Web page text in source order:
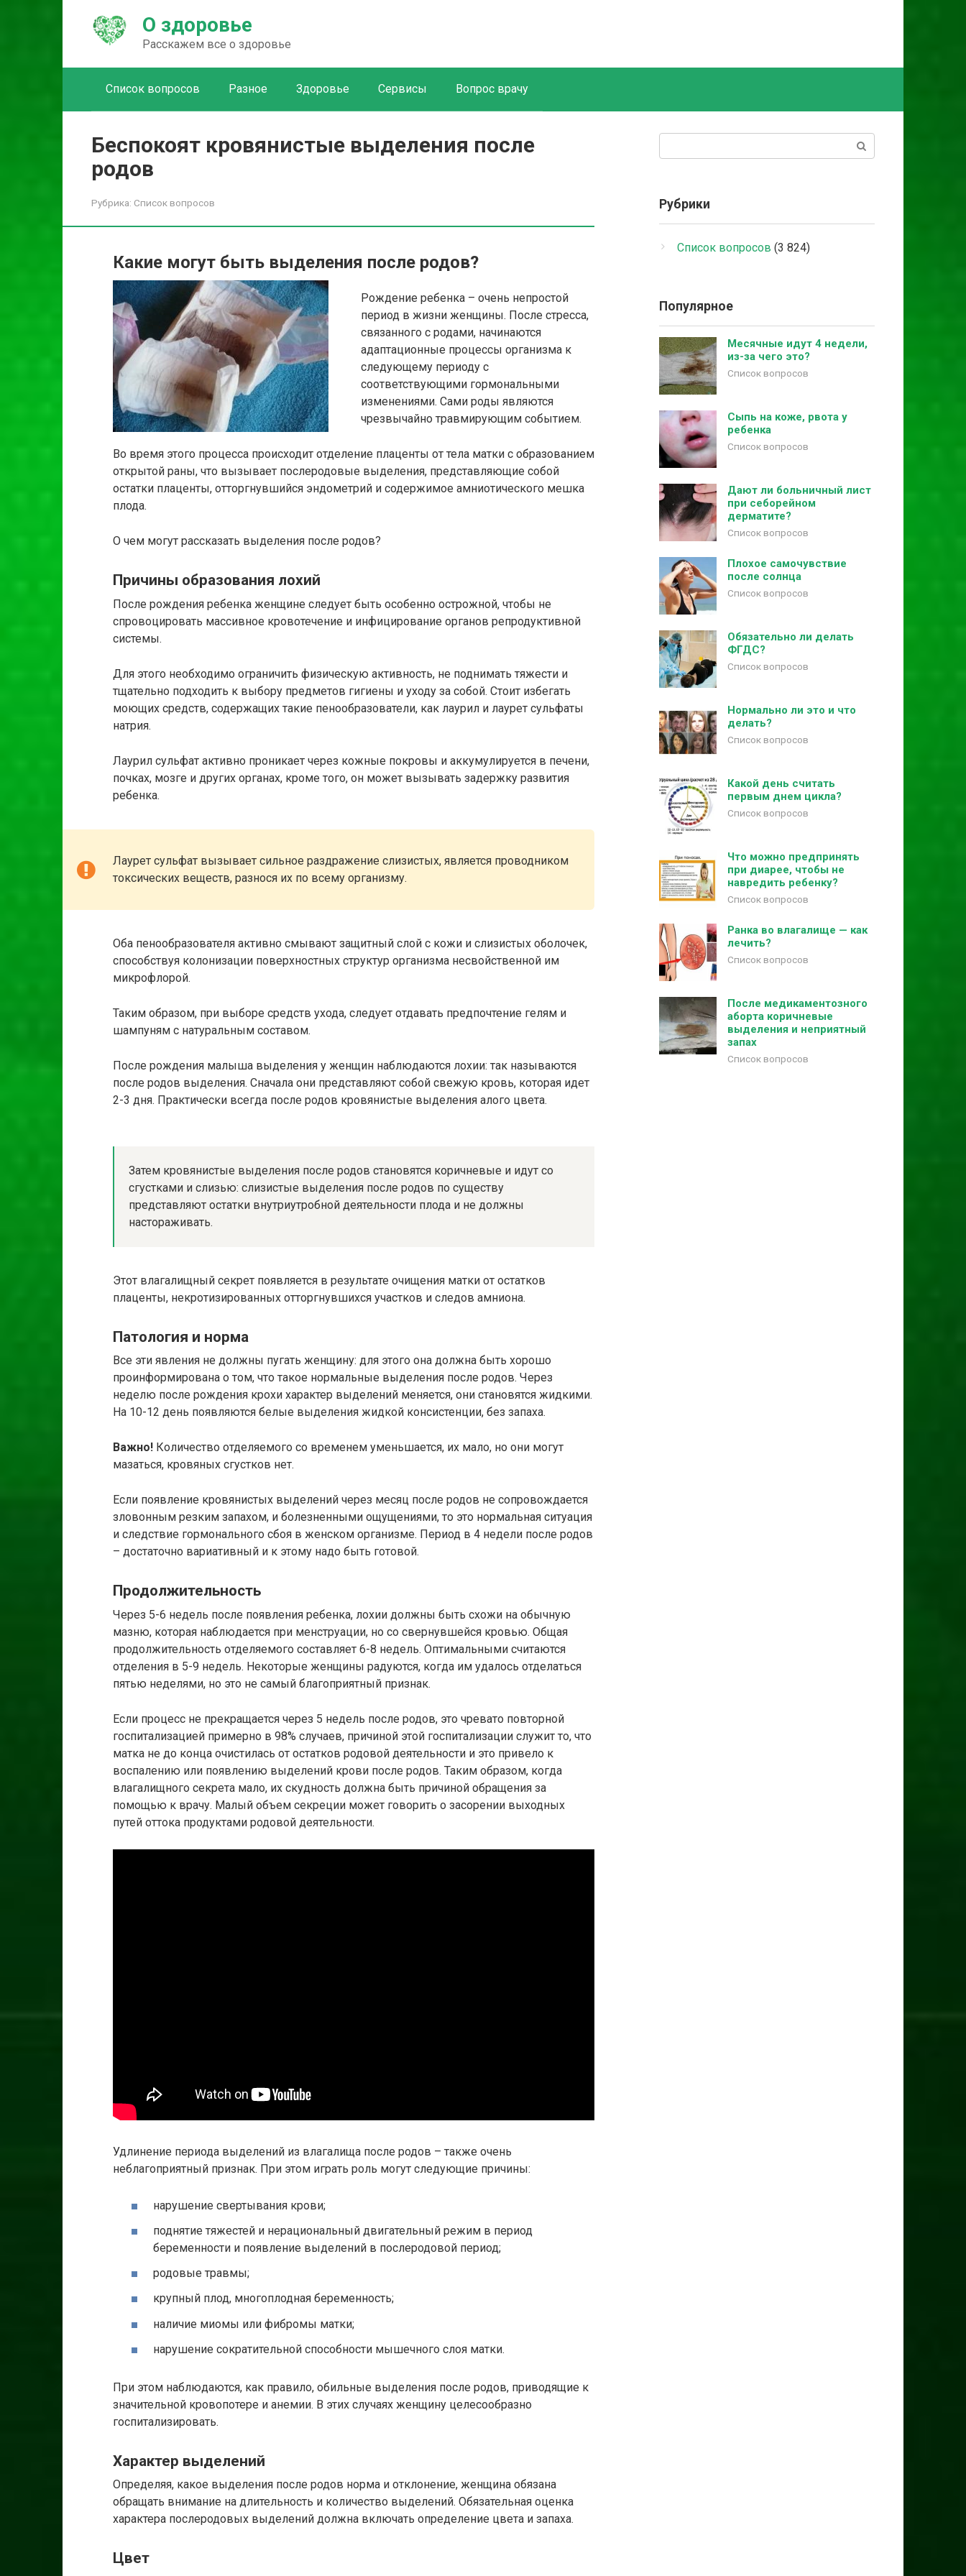
О здоровье
Расскажем все о здоровье
Список вопросов Разное Здоровье Сервисы Вопрос врачу
Беспокоят кровянистые выделения после
родов
Рубрика: Список вопросов
Какие могут быть выделения после родов?
Рождение ребенка – очень непростой
период в жизни женщины. После стресса,
связанного с родами, начинаются
адаптационные процессы организма к
следующему периоду с
соответствующими гормональными
изменениями. Сами роды являются
чрезвычайно травмирующим событием.
Во время этого процесса происходит отделение плаценты от тела матки с образованием
открытой раны, что вызывает послеродовые выделения, представляющие собой
остатки плаценты, отторгнувшийся эндометрий и содержимое амниотического мешка
плода.
О чем могут рассказать выделения после родов?
Причины образования лохий
После рождения ребенка женщине следует быть особенно острожной, чтобы не
спровоцировать массивное кровотечение и инфицирование органов репродуктивной
системы.
Для этого необходимо ограничить физическую активность, не поднимать тяжести и
тщательно подходить к выбору предметов гигиены и уходу за собой. Стоит избегать
моющих средств, содержащих такие пенообразователи, как лаурил и лаурет сульфаты
натрия.
Лаурил сульфат активно проникает через кожные покровы и аккумулируется в печени,
почках, мозге и других органах, кроме того, он может вызывать задержку развития
ребенка.
Лаурет сульфат вызывает сильное раздражение слизистых, является проводником
токсических веществ, разнося их по всему организму.
Оба пенообразователя активно смывают защитный слой с кожи и слизистых оболочек,
способствуя колонизации поверхностных структур организма несвойственной им
микрофлорой.
Таким образом, при выборе средств ухода, следует отдавать предпочтение гелям и
шампуням с натуральным составом.
После рождения малыша выделения у женщин наблюдаются лохии: так называются
после родов выделения. Сначала они представляют собой свежую кровь, которая идет
2-3 дня. Практически всегда после родов кровянистые выделения алого цвета.
Затем кровянистые выделения после родов становятся коричневые и идут со
сгустками и слизью: слизистые выделения после родов по существу
представляют остатки внутриутробной деятельности плода и не должны
настораживать.
Этот влагалищный секрет появляется в результате очищения матки от остатков
плаценты, некротизированных отторгнувшихся участков и следов амниона.
Патология и норма
Все эти явления не должны пугать женщину: для этого она должна быть хорошо
проинформирована о том, что такое нормальные выделения после родов. Через
неделю после рождения крохи характер выделений меняется, они становятся жидкими.
На 10-12 день появляются белые выделения жидкой консистенции, без запаха.
Важно! Количество отделяемого со временем уменьшается, их мало, но они могут
мазаться, кровяных сгустков нет.
Если появление кровянистых выделений через месяц после родов не сопровождается
зловонным резким запахом, и болезненными ощущениями, то это нормальная ситуация
и следствие гормонального сбоя в женском организме. Период в 4 недели после родов
– достаточно вариативный и к этому надо быть готовой.
Продолжительность
Через 5-6 недель после появления ребенка, лохии должны быть схожи на обычную
мазню, которая наблюдается при менструации, но со свернувшейся кровью. Общая
продолжительность отделяемого составляет 6-8 недель. Оптимальными считаются
отделения в 5-9 недель. Некоторые женщины радуются, когда им удалось отделаться
пятью неделями, но это не самый благоприятный признак.
Если процесс не прекращается через 5 недель после родов, это чревато повторной
госпитализацией примерно в 98% случаев, причиной этой госпитализации служит то, что
матка не до конца очистилась от остатков родовой деятельности и это привело к
воспалению или появлению выделений крови после родов. Таким образом, когда
влагалищного секрета мало, их скудность должна быть причиной обращения за
помощью к врачу. Малый объем секреции может говорить о засорении выходных
путей оттока продуктами родовой деятельности.
Удлинение периода выделений из влагалища после родов – также очень
неблагоприятный признак. При этом играть роль могут следующие причины:
нарушение свертывания крови;
поднятие тяжестей и нерациональный двигательный режим в период
беременности и появление выделений в послеродовой период;
родовые травмы;
крупный плод, многоплодная беременность;
наличие миомы или фибромы матки;
нарушение сократительной способности мышечного слоя матки.
При этом наблюдаются, как правило, обильные выделения после родов, приводящие к
значительной кровопотере и анемии. В этих случаях женщину целесообразно
госпитализировать.
Характер выделений
Определяя, какое выделения после родов норма и отклонение, женщина обязана
обращать внимание на длительность и количество выделений. Обязательная оценка
характера послеродовых выделений должна включать определение цвета и запаха.
Цвет
Рубрики
Список вопросов (3 824)
Популярное
Месячные идут 4 недели,
из-за чего это?
Список вопросов
Сыпь на коже, рвота у
ребенка
Список вопросов
Дают ли больничный лист
при себорейном
дерматите?
Список вопросов
Плохое самочувствие
после солнца
Список вопросов
Обязательно ли делать
ФГДС?
Список вопросов
Нормально ли это и что
делать?
Список вопросов
Какой день считать
первым днем цикла?
Список вопросов
Что можно предпринять
при диарее, чтобы не
навредить ребенку?
Список вопросов
Ранка во влагалище — как
лечить?
Список вопросов
После медикаментозного
аборта коричневые
выделения и неприятный
запах
Список вопросов